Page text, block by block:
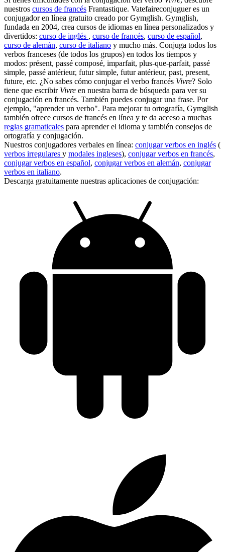
nuestros cursos de francés Frantastique. Vatefaireconjuguer es un
conjugador en línea gratuito creado por Gymglish. Gymglish,
fundada en 2004, crea cursos de idiomas en línea personalizados y
divertidos: curso de inglés , curso de francés, curso de español,
curso de alemán, curso de italiano y mucho más. Conjuga todos los
verbos franceses (de todos los grupos) en todos los tiempos y
modos: présent, passé composé, imparfait, plus-que-parfait, passé
simple, passé antérieur, futur simple, futur antérieur, past, present,
future, etc. ¿No sabes cómo conjugar el verbo francés Vivre? Solo
tiene que escribir Vivre en nuestra barra de búsqueda para ver su
conjugación en francés. También puedes conjugar una frase. Por
ejemplo, "aprender un verbo". Para mejorar tu ortografía, Gymglish
también ofrece cursos de francés en línea y te da acceso a muchas
reglas gramaticales para aprender el idioma y también consejos de
ortografía y conjugación.
Nuestros conjugadores verbales en línea: conjugar verbos en inglés (
verbos irregulares y modales ingleses), conjugar verbos en francés,
conjugar verbos en español, conjugar verbos en alemán, conjugar
verbos en italiano.
Descarga gratuitamente nuestras aplicaciones de conjugación: